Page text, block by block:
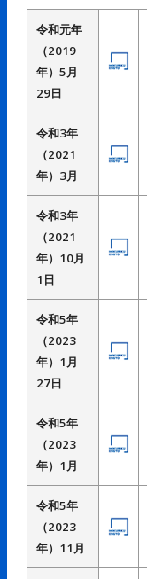
令和元年
（2019
年）5月
29日
令和3年
（2021
年）3月
令和3年
（2021
年）10月
1日
令和5年
（2023
年）1月
27日
令和5年
（2023
年）1月
令和5年
（2023
年）11月